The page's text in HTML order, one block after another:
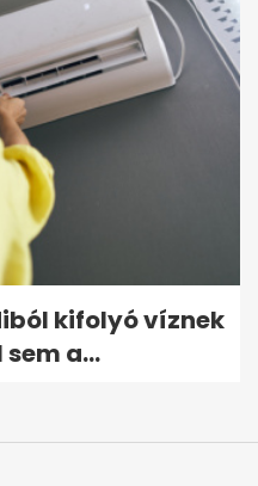
kifolyó víznek
a...